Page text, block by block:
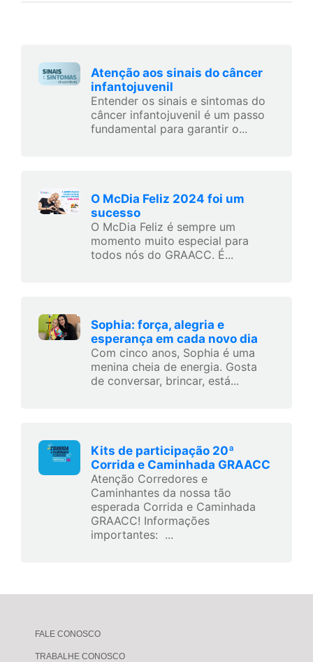
Atenção aos sinais do câncer
infantojuvenil
Entender os sinais e sintomas do
câncer infantojuvenil é um passo
fundamental para garantir o...
O McDia Feliz 2024 foi um
sucesso
O McDia Feliz é sempre um
momento muito especial para
todos nós do GRAACC. É...
Sophia: força, alegria e
esperança em cada novo dia
Com cinco anos, Sophia é uma
menina cheia de energia. Gosta
de conversar, brincar, está...
Kits de participação 20ª
Corrida e Caminhada GRAACC
Atenção Corredores e
Caminhantes da nossa tão
esperada Corrida e Caminhada
GRAACC! Informações
importantes: ...
FALE CONOSCO
TRABALHE CONOSCO